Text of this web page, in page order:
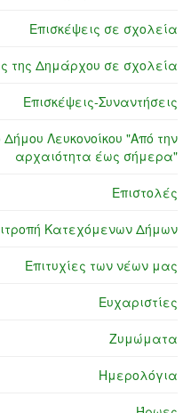
Επισκέψεις σε σχολεία
της Δημάρχου σε σχολεία
Επισκέψεις-Συναντήσεις
Δήμου Λευκονοίκου "Από την
αρχαιότητα έως σήμερα"
Επιστολές
Κατεχόμενων Δήμων
Επιτυχίες των νέων μας
Ευχαριστίες
Ζυμώματα
Ημερολόγια